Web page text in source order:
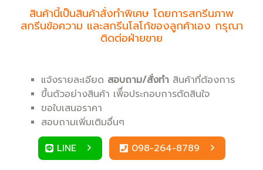
สินค้านี้เป็นสินค้าสั่งทำพิเศษ โดยการสกรีนภาพ
สกรีนข้อความ และสกรีนโลโก้ของลูกค้าเอง กรุณา
ติดต่อฝ่ายขาย
แจ้งรายละเอียด สอบถาม/สั่งทำ สินค้าที่ต้องการ
ขึ้นตัวอย่างสินค้า เพิื่อประกอบการตัดสินใจ
ขอใบเสนอราคา
สอบถามเพิ่มเติมอื่นๆ
LINE
098-264-8789